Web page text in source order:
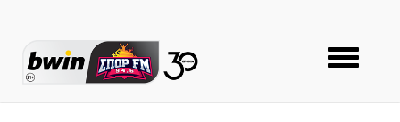
Toggle
navigation